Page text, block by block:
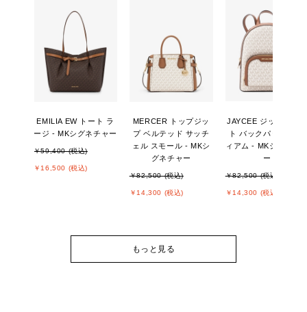
EMILIA EW トート ラ
ージ - MKシグネチャー
￥59,400 (税込)
￥16,500 (税込)
MERCER トップジッ
プ ベルテッド サッチ
ェル スモール - MKシ
グネチャー
￥82,500 (税込)
￥14,300 (税込)
JAYCEE ジップポケッ
ト バックパック ミデ
ィアム - MKシグネチ
ー
￥82,500 (税込)
￥14,300 (税込)
もっと見る